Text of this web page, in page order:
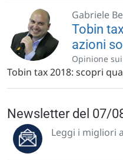
Gabriele
Tobin
azioni
Opinione
Tobin tax 2018: scopri
Newsletter del 07/
Leggi i migliori